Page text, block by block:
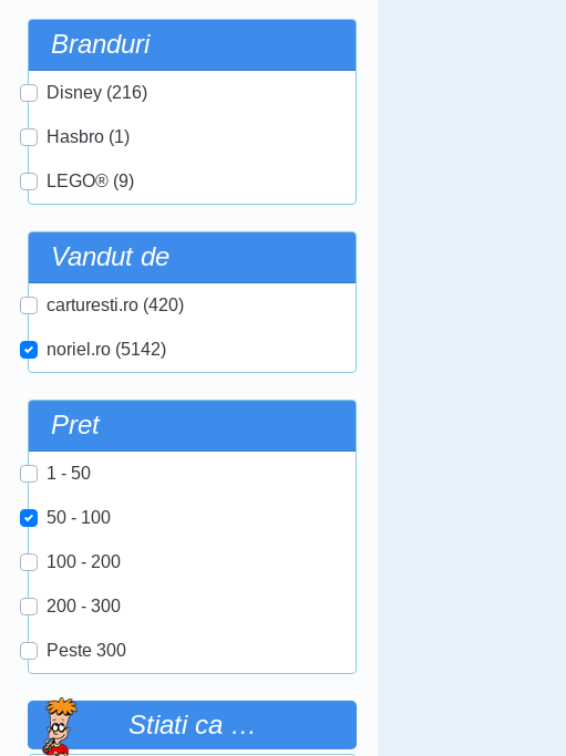
Branduri
Disney (216)
Hasbro (1)
LEGO® (9)
Vandut de
carturesti.ro (420)
noriel.ro (5142)
Pret
1 - 50
50 - 100
100 - 200
200 - 300
Peste 300
Stiati ca …